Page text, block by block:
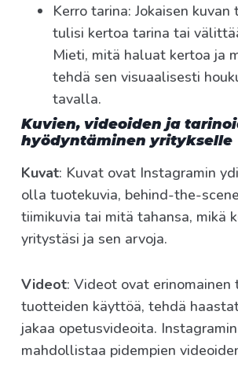
Kerro tarina: Jokaisen kuvan
tulisi kertoa tarina tai
Mieti, mitä haluat kertoa ja
tehdä sen visuaalisesti
tavalla.
Kuvien, videoiden ja
hyödyntäminen yritykselle
Kuvat: Kuvat ovat Instagramin
olla tuotekuvia, behind-the-
tiimikuvia tai mitä tahansa, mikä
yritystäsi ja sen arvoja.
Videot: Videot ovat erinomainen
tuotteiden käyttöä, tehdä
jakaa opetusvideoita.
mahdollistaa pidempien